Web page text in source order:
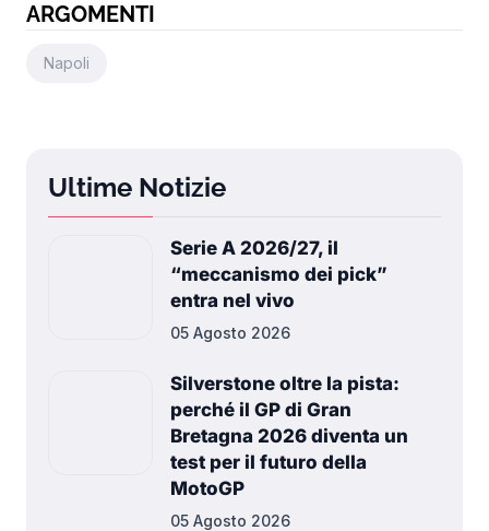
ARGOMENTI
Napoli
Ultime Notizie
Serie A 2026/27, il
“meccanismo dei pick”
entra nel vivo
05 Agosto 2026
Silverstone oltre la pista:
perché il GP di Gran
Bretagna 2026 diventa un
test per il futuro della
MotoGP
05 Agosto 2026